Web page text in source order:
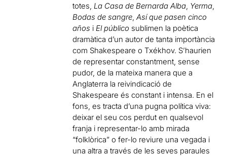
totes,La Casa de Bernarda Alba, Yerma,
Bodas de sangre,Así que pasen cinco
años iEl público sublimen la poètica
dramàtica d’un autor de tanta importància
com Shakespeare o Txékhov. S’haurien
de representar constantment, sense
pudor, de la mateixa manera que a
Anglaterra la reivindicació de
Shakespeare és constant i intensa. En el
fons, es tracta d’una pugna política viva:
deixar el seu cos perdut en qualsevol
franja i representar-lo amb mirada
“folklòrica” o fer-lo reviure una vegada i
una altra a través de les seves paraules